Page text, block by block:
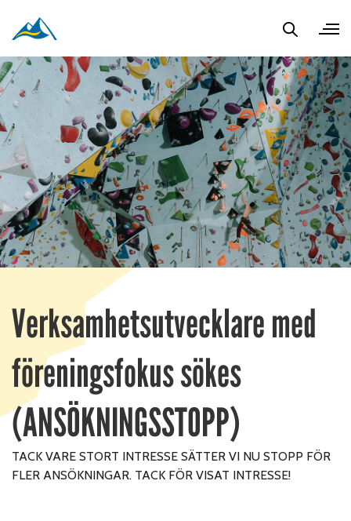
Verksamhetsutvecklare med
föreningsfokus sökes
(ANSÖKNINGSSTOPP)
TACK VARE STORT INTRESSE SÄTTER VI NU STOPP FÖR
FLER ANSÖKNINGAR. TACK FÖR VISAT INTRESSE!